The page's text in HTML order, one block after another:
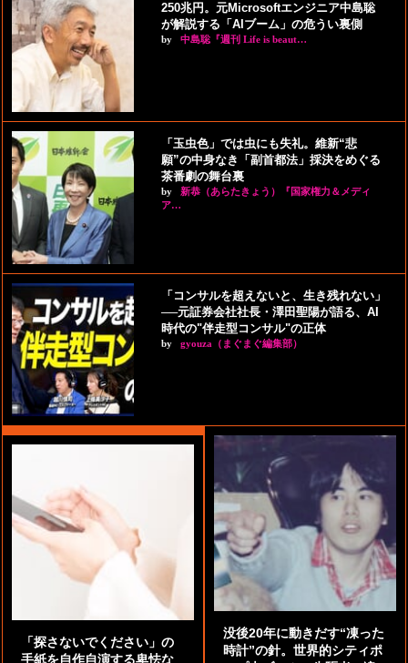
250兆円。元Microsoftエンジニア中島聡
が解説する「AIブーム」の危うい裏側
by 中島聡『週刊 Life is beaut…
「玉虫色」では虫にも失礼。維新“悲
願”の中身なき「副首都法」採決をめぐる
茶番劇の舞台裏
by
新恭（あらたきょう）『国家権力＆メディ
ア…
「コンサルを超えないと、生き残れない」
──元証券会社社長・澤田聖陽が語る、AI
時代の"伴走型コンサル"の正体
by gyouza（まぐまぐ編集部）
「探さないでください」の
手紙を自作自演する卑怯な
没後20年に動きだす“凍った
時計”の針。世界的シティポ